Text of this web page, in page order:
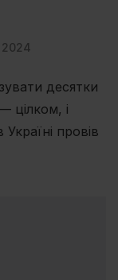
2024
десятки
цілком, і
провів